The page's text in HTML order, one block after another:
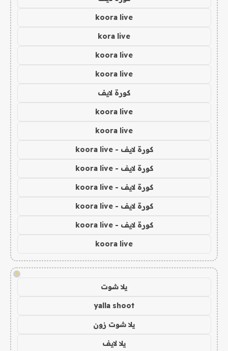
koora live
kora live
koora live
koora live
كورة لايف
koora live
koora live
كورة لايف - koora live
كورة لايف - koora live
كورة لايف - koora live
كورة لايف - koora live
كورة لايف - koora live
koora live
!
يلا شوت
yalla shoot
يلا شوت زون
يلا لايف